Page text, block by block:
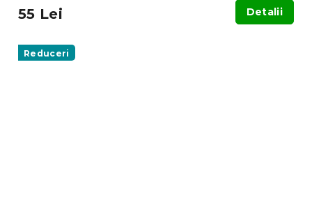
55 Lei Detalii
Reduceri